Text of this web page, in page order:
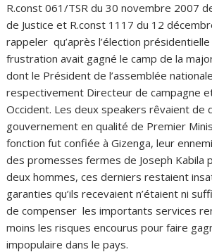
R.const 061/TSR du 30 novembre 2007
de Justice et R.const 1117 du 12
rappeler qu’après l’élection
frustration avait gagné le camp de la
dont le Président de l’assemblée
respectivement Directeur de campagne
Occident. Les deux speakers rêvaient de
gouvernement en qualité de Premier
fonction fut confiée à Gizenga, leur
des promesses fermes de Joseph Kabila
deux hommes, ces derniers restaient
garanties qu’ils recevaient n’étaient ni
de compenser les importants services
moins les risques encourus pour faire
impopulaire dans le pays.